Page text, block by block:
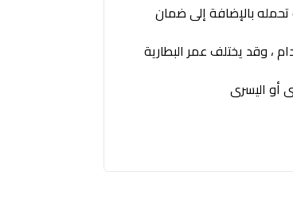
تحمله بالإضافة إلى ضمان
الاستخدام ، وقد يختلف عمر البطارية
أو اليسرى